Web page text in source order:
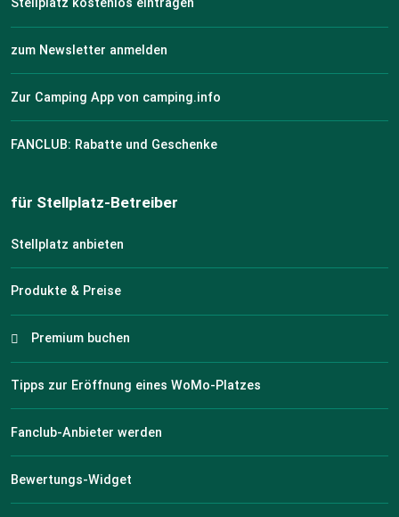
Stellplatz kostenlos eintragen
zum Newsletter anmelden
Zur Camping App von camping.info
FANCLUB: Rabatte und Geschenke
für Stellplatz-Betreiber
Stellplatz anbieten
Produkte & Preise
Premium buchen
Tipps zur Eröffnung eines WoMo-Platzes
Fanclub-Anbieter werden
Bewertungs-Widget